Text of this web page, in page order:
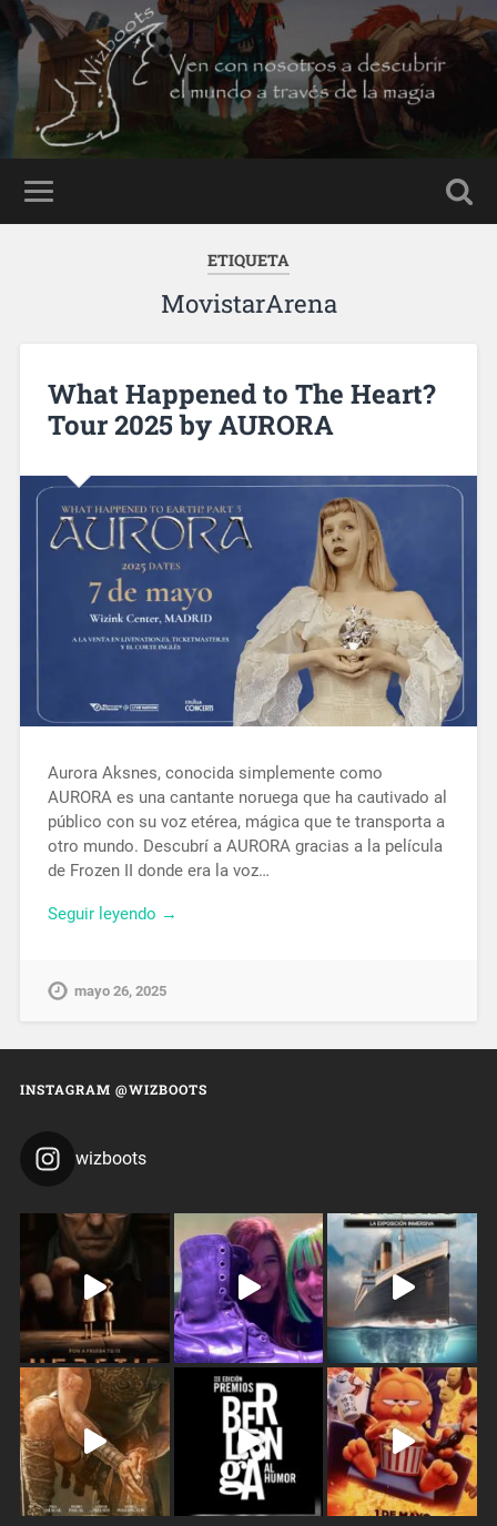
ETIQUETA
MovistarArena
What Happened to The Heart?
Tour 2025 by AURORA
Aurora Aksnes, conocida simplemente como
AURORA es una cantante noruega que ha cautivado al
público con su voz etérea, mágica que te transporta a
otro mundo. Descubrí a AURORA gracias a la película
de Frozen II donde era la voz…
Seguir leyendo →
mayo 26, 2025
INSTAGRAM @WIZBOOTS
wizboots